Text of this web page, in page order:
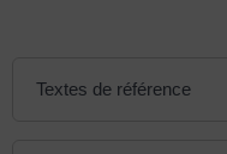
Textes de référence